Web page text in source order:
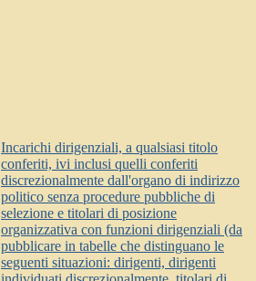
Incarichi dirigenziali, a qualsiasi titolo
conferiti, ivi inclusi quelli conferiti
discrezionalmente dall'organo di indirizzo
politico senza procedure pubbliche di
selezione e titolari di posizione
organizzativa con funzioni dirigenziali (da
pubblicare in tabelle che distinguano le
seguenti situazioni: dirigenti, dirigenti